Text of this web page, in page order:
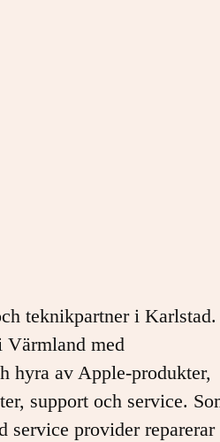
teknikpartner i Karlstad.
med
hyra av Apple-produkter,
support och service.
service provider